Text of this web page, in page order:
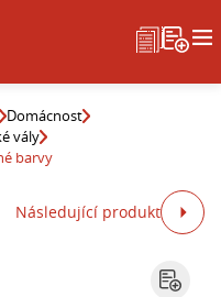
Domácnost
vály
barvy
Následující produkt